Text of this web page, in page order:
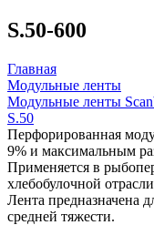
S.50-600
Главная
Модульные ленты
Модульные ленты
S.50
Перфорированная
9% и максимальным
Применяется в
хлебобулочной
Лента предназначена
средней тяжести.